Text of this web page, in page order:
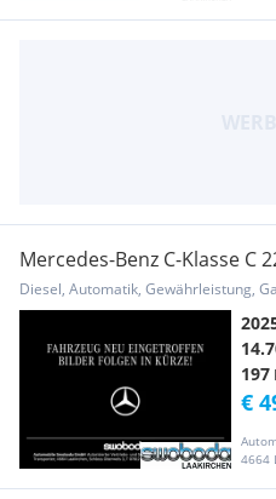
Mercedes-Benz C-Klasse C
Diesel, Automatik, Gewährleistung,
197
4664
€